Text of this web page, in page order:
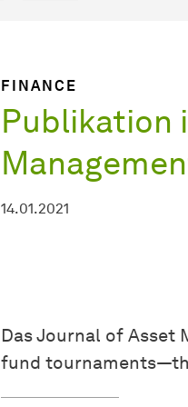
FINANCE
Publikation
14.01.2021
Das Journal of Asset
fund